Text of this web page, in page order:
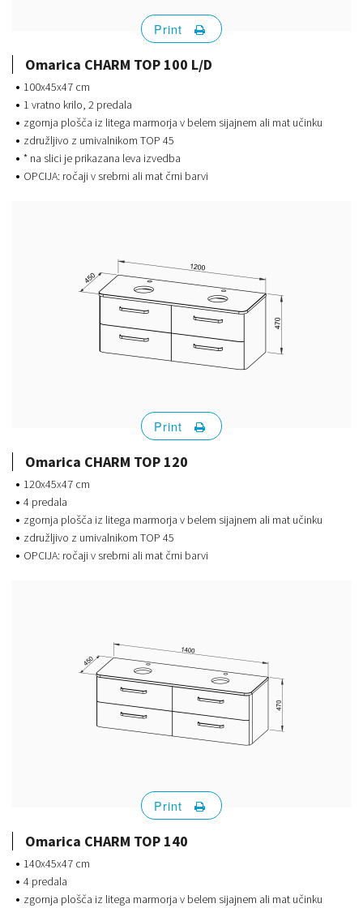
Omarica CHARM TOP 100 L/D
100x45x47 cm
1 vratno krilo, 2 predala
zgornja plošča iz litega marmorja v belem sijajnem ali mat učinku
združljivo z umivalnikom TOP 45
* na slici je prikazana leva izvedba
OPCIJA: ročaji v srebrni ali mat črni barvi
Print
Omarica CHARM TOP 120
120x45x47 cm
4 predala
zgornja plošča iz litega marmorja v belem sijajnem ali mat učinku
združljivo z umivalnikom TOP 45
OPCIJA: ročaji v srebrni ali mat črni barvi
Print
Omarica CHARM TOP 140
140x45x47 cm
4 predala
zgornja plošča iz litega marmorja v belem sijajnem ali mat učinku
Print